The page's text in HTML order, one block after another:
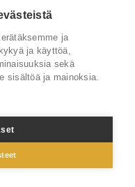
Oy
ja
ja käyttöä,
sekä
sisältöä ja mainoksia.